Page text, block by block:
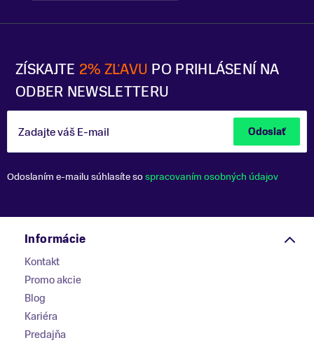
ZÍSKAJTE 2% ZĽAVU PO PRIHLÁSENÍ NA
ODBER NEWSLETTERU
Zadajte váš E-mail Odoslať
Odoslaním e-mailu súhlasíte sospracovaním osobných údajov
Informácie
Kontakt
Promo akcie
Blog
Kariéra
Predajňa